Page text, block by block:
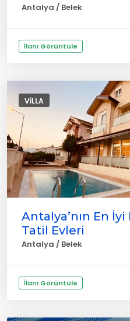
Antalya / Belek
İlanı Görüntüle
VILLA
Antalya’nın En
Tatil Evleri
Antalya / Belek
İlanı Görüntüle